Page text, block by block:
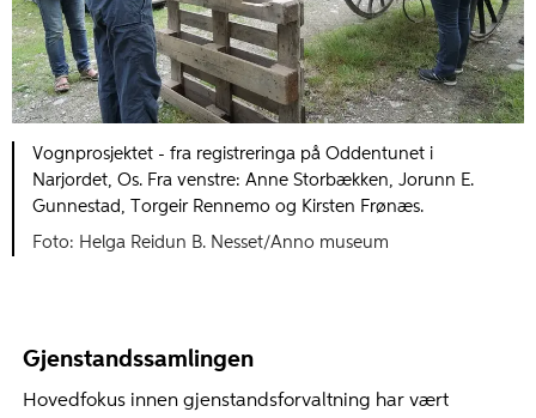
Vognprosjektet - fra registreringa på Oddentunet i
Narjordet, Os. Fra venstre: Anne Storbækken, Jorunn E.
Gunnestad, Torgeir Rennemo og Kirsten Frønæs.
Helga Reidun B. Nesset/Anno museum
Gjenstandssamlingen
Hovedfokus innen gjenstandsforvaltning har vært